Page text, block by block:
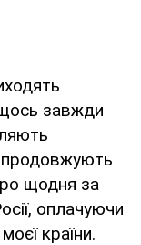
щось завжди
продовжують
щодня за
оплачуючи
країни.